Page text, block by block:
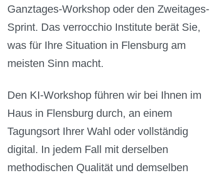
Ganztages-Workshop oder den Zweitages-
Sprint. Das verrocchio Institute berät Sie,
was für Ihre Situation in Flensburg am
meisten Sinn macht.
Den KI-Workshop führen wir bei Ihnen im
Haus in Flensburg durch, an einem
Tagungsort Ihrer Wahl oder vollständig
digital. In jedem Fall mit derselben
methodischen Qualität und demselben